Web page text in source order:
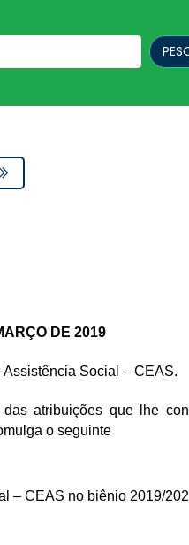
DE 2019
Social – CEAS.
atribuições que lhe
o seguinte
– CEAS no biênio 2019/